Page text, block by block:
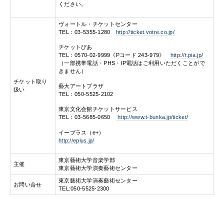
ください。
チケット取り
扱い
ヴォートル・チケットセンター
TEL：03-5355-1280 http://ticket.votre.co.jp/
チケットぴあ
TEL：0570-02-9999《Pコード 243-979》 http://t.pia.jp/
（一部携帯電話・PHS・IP電話はご利用いただくことがで
きません）
藝大アートプラザ
TEL：050-5525-2102
東京文化会館チケットサービス
TEL：03-5685-0650
http://www.t-bunka.jp/ticket/
イープラス（e+）
http://eplus.jp/
主催
東京藝術大学音楽学部
東京藝術大学演奏藝術センター
お問い合せ
東京藝術大学演奏藝術センター
TEL:050-5525-2300